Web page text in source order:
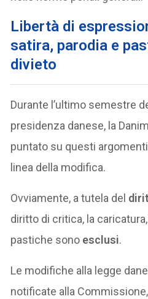
Libertà di
satira, parodia e
divieto
Durante l’ultimo semestre
presidenza danese, la
puntato su questi
linea della modifica.
Ovviamente, a tutela del
diritto di critica, la caricatura,
pastiche sono esclusi.
Le modifiche alla legge
notificate alla